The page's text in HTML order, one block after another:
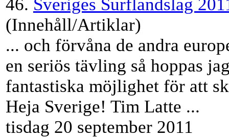
46. Sveriges Surflandslag
(Innehåll/Artiklar)
... och förvåna de andra
en seriös tävling så hoppas
fantastiska möjlighet för att
Heja Sverige! Tim Latte ...
tisdag 20 september 2011